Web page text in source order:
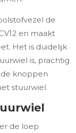
de
en maakt
Het is duidelijk
is, prachtig
de knoppen
stuurwiel.
de loep